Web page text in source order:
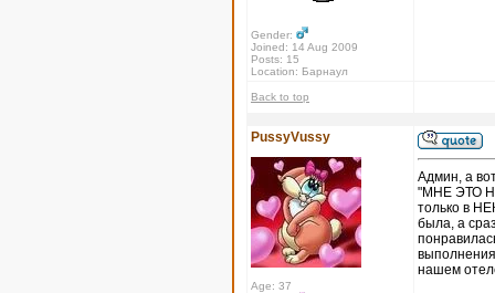
Gender:
Joined: 14 Aug 2009
Posts: 15
Location: Барнаул
Back to top
PussyVussy
Age: 37
Админ, а
"МНЕ ЭТО
только в
была, а
выполнения
нашем